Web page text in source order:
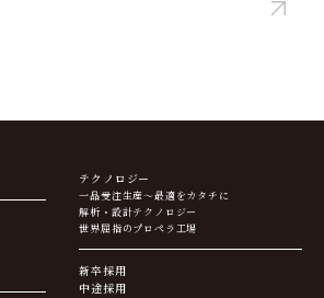
テクノロジー
一品受注生産～最適をカタチに
解析・設計テクノロジー
世界屈指のプロペラ工場
新卒採用
中途採用